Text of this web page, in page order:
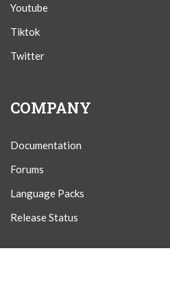
Youtube
Tiktok
Twitter
COMPANY
Documentation
Forums
Language Packs
Release Status